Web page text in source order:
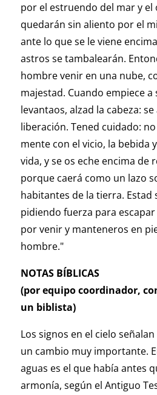
por el estruendo del mar y el
quedarán sin aliento por el
ante lo que se le viene
astros se tambalearán.
hombre venir en una nube,
majestad. Cuando empiece a
levantaos, alzad la cabeza:
liberación. Tened cuidado:
mente con el vicio, la bebida
vida, y se os eche encima de
porque caerá como un lazo
habitantes de la tierra. Estad
pidiendo fuerza para
por venir y manteneros en
hombre."
NOTAS BÍBLICAS
(por equipo coordinador,
un biblista)
Los signos en el cielo
un cambio muy importante.
aguas es el que había antes
armonía, según el Antiguo